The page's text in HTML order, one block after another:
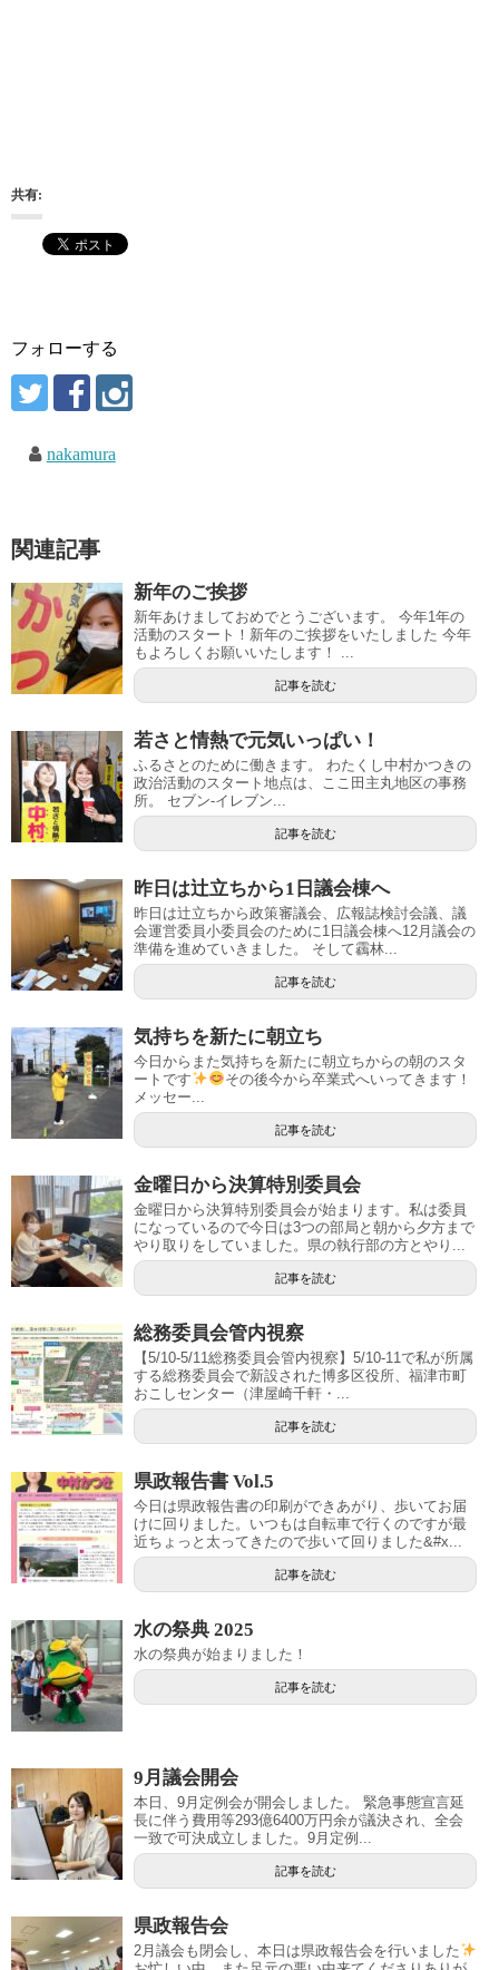
共有:
フォローする
nakamura
関連記事
新年のご挨拶
新年あけましておめでとうございます。 今年1年の
活動のスタート！新年のご挨拶をいたしました 今年
もよろしくお願いいたします！ ...
記事を読む
若さと情熱で元気いっぱい！
ふるさとのために働きます。 わたくし中村かつきの
政治活動のスタート地点は、ここ田主丸地区の事務
所。 セブン-イレブン...
記事を読む
昨日は辻立ちから1日議会棟へ
昨日は辻立ちから政策審議会、広報誌検討会議、議
会運営委員小委員会のために1日議会棟へ12月議会の
準備を進めていきました。 そして靏林...
記事を読む
気持ちを新たに朝立ち
今日からまた気持ちを新たに朝立ちからの朝のスタ
ートです
その後今から卒業式へいってきます！
メッセー...
記事を読む
金曜日から決算特別委員会
金曜日から決算特別委員会が始まります。私は委員
になっているので今日は3つの部局と朝から夕方まで
やり取りをしていました。県の執行部の方とやり...
記事を読む
総務委員会管内視察
【5/10-5/11総務委員会管内視察】5/10-11で私が所属
する総務委員会で新設された博多区役所、福津市町
おこしセンター（津屋崎千軒・...
記事を読む
県政報告書 Vol.5
今日は県政報告書の印刷ができあがり、歩いてお届
けに回りました。いつもは自転車で行くのですが最
近ちょっと太ってきたので歩いて回りました&#x...
記事を読む
水の祭典 2025
水の祭典が始まりました！
記事を読む
9月議会開会
本日、9月定例会が開会しました。 緊急事態宣言延
長に伴う費用等293億6400万円余が議決され、全会
一致で可決成立しました。9月定例...
記事を読む
県政報告会
2月議会も閉会し、本日は県政報告会を行いました